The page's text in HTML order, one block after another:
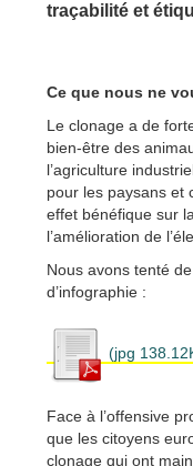
traçabilité et
Ce que nous ne
Le clonage a de
bien-être des
l’agriculture
pour les paysans et
effet bénéfique sur
l’amélioration de
Nous avons tenté
d’infographie :
(jpg
Face à l’offensive
que les citoyens
clonage qui ont